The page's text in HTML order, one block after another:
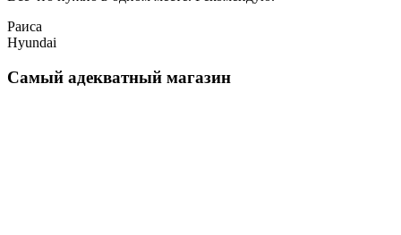
Раиса
Hyundai
Самый адекватный магазин